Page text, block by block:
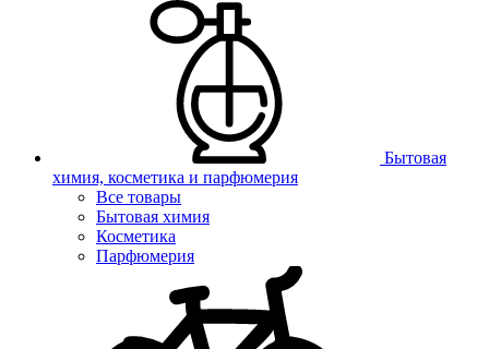
Бытовая
химия, косметика и парфюмерия
Все товары
Бытовая химия
Косметика
Парфюмерия